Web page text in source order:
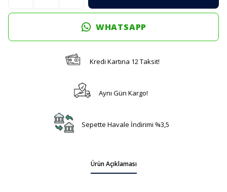
WHATSAPP
Kredi Kartına 12 Taksit!
Aynı Gün Kargo!
Sepette Havale İndirimi %3,5
Ürün Açıklaması